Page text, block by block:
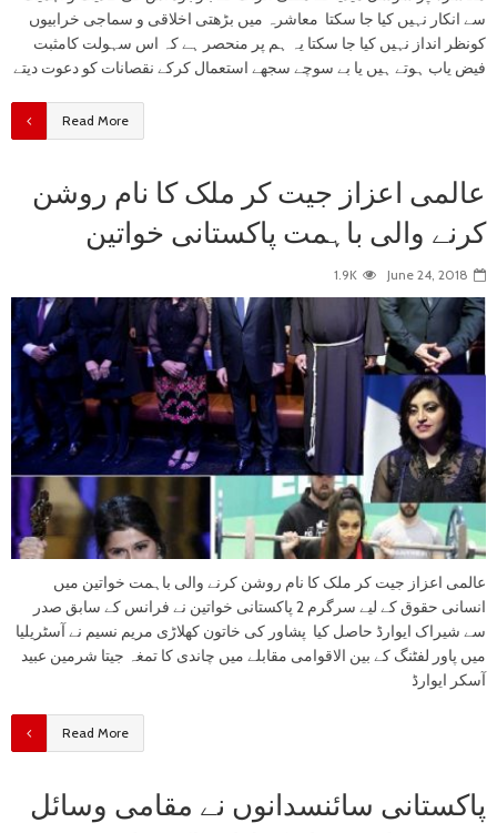
سے انکار نہیں کیا جا سکتا معاشرہ میں بڑھتی اخلاقی و سماجی خرابیوں
کونظر انداز نہیں کیا جا سکتا یہ ہم پر منحصر ہے کہ اس سہولت کامثبت
فیض یاب ہوتے ہیں یا بے سوچے سجھے استعمال کرکے نقصانات کو دعوت دیتے
Read More
عالمی اعزاز جیت کر ملک کا نام روشن
کرنے والی باہمت پاکستانی خواتین
June 24, 2018
1.9K
عالمی اعزاز جیت کر ملک کا نام روشن کرنے والی باہمت خواتین میں
انسانی حقوق کے لیے سرگرم 2 پاکستانی خواتین نے فرانس کے سابق صدر
سے شیراک ایوارڈ حاصل کیا پشاور کی خاتون کھلاڑی مریم نسیم نے آسٹریلیا
میں پاور لفٹنگ کے بین الاقوامی مقابلے میں چاندی کا تمغہ جیتا شرمین عبید
آسکر ایوارڈ
Read More
پاکستانی سائنسدانوں نے مقامی وسائل